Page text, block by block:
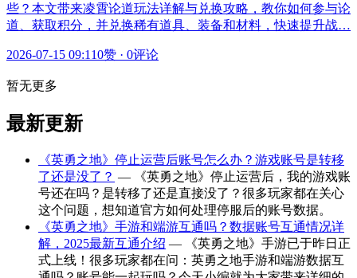
些？本文带来凌霄论道玩法详解与兑换攻略，教你如何参与论
道、获取积分，并兑换稀有道具、装备和材料，快速提升战…
2026-07-15 09:110赞 · 0评论
暂无更多
最新更新
《英勇之地》停止运营后账号怎么办？游戏账号是转移
了还是没了？ — 《英勇之地》停止运营后，我的游戏账
号还在吗？是转移了还是直接没了？很多玩家都在关心
这个问题，想知道官方如何处理停服后的账号数据。
《英勇之地》手游和端游互通吗？数据账号互通情况详
解，2025最新互通介绍 — 《英勇之地》手游已于昨日正
式上线！很多玩家都在问：英勇之地手游和端游数据互